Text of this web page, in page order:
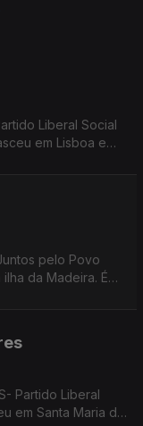
Liberal Social
pelo Povo
da Madeira. É
Partido Liberal
em Santa Maria da